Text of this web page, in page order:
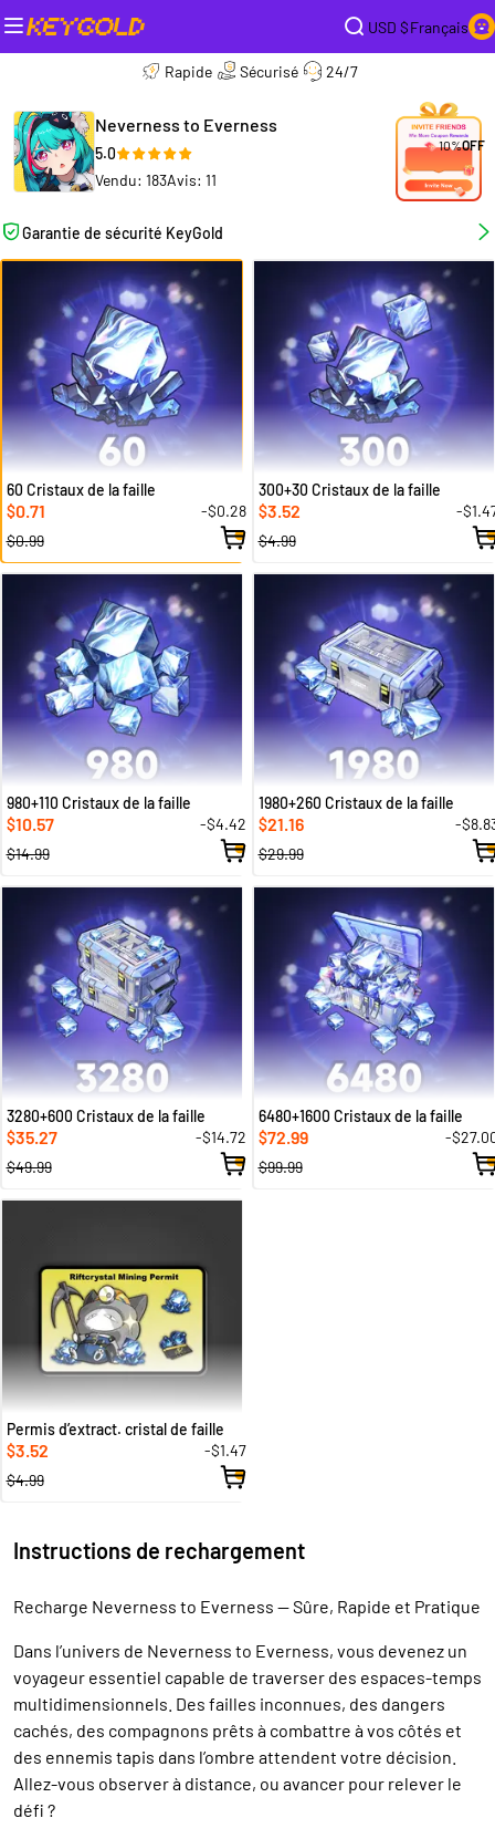
USD $Français
Rapide Sécurisé 24/7
Neverness to Everness
5.0
Vendu: 183Avis: 11
10%OFF
Garantie de sécurité KeyGold
60 Cristaux de la faille
$0.71
-$0.28
$0.99
300+30 Cristaux de la faille
$3.52
-
$4.99
980+110 Cristaux de la faille
$10.57
-$4.42
$14.99
1980+260 Cristaux de la faille
$21.16
-
$29.99
3280+600 Cristaux de la faille
$35.27
-$14.72
$49.99
6480+1600 Cristaux de la faille
$72.99
-
$99.99
Permis d’extract. cristal de faille
$3.52
-$1.47
$4.99
Instructions de rechargement
Recharge Neverness to Everness — Sûre, Rapide et Pratique
Dans l’univers de Neverness to Everness, vous devenez un
voyageur essentiel capable de traverser des espaces-temps
multidimensionnels. Des failles inconnues, des dangers
cachés, des compagnons prêts à combattre à vos côtés et
des ennemis tapis dans l’ombre attendent votre décision.
Allez-vous observer à distance, ou avancer pour relever le
défi ?